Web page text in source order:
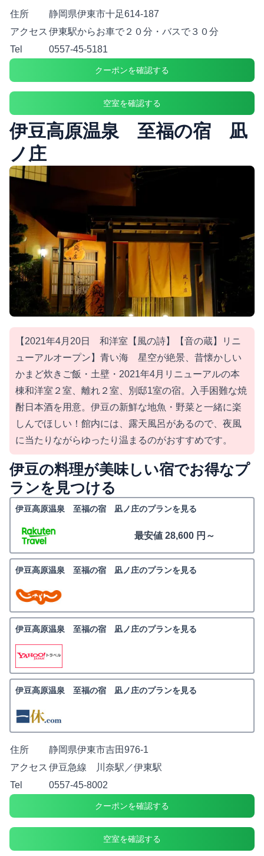
住所
静岡県伊東市十足614-187
アクセス 伊東駅からお車で２０分・バスで３０分
Tel
0557-45-5181
クーポンを確認する
空室を確認する
伊豆高原温泉 至福の宿 凪
ノ庄
【2021年4月20日 和洋室【風の詩】【音の蔵】リニ
ューアルオープン】青い海 星空が絶景、昔懐かしい
かまど炊きご飯・土壁・2021年4月リニューアルの本
棟和洋室２室、離れ２室、別邸1室の宿。入手困難な焼
酎日本酒を用意。伊豆の新鮮な地魚・野菜と一緒に楽
しんでほしい！館内には、露天風呂があるので、夜風
に当たりながらゆったり温まるのがおすすめです。
伊豆の料理が美味しい宿でお得なプ
ランを見つける
伊豆高原温泉 至福の宿 凪ノ庄のプランを見る
最安値 28,600 円～
伊豆高原温泉 至福の宿 凪ノ庄のプランを見る
伊豆高原温泉 至福の宿 凪ノ庄のプランを見る
伊豆高原温泉 至福の宿 凪ノ庄のプランを見る
住所
静岡県伊東市吉田976-1
アクセス 伊豆急線 川奈駅／伊東駅
Tel
0557-45-8002
クーポンを確認する
空室を確認する